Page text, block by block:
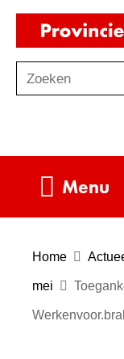
o
Zoeken
Menu
Home
mei